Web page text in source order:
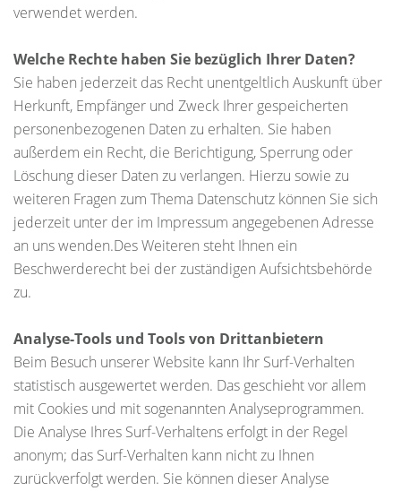
verwendet werden.
Welche Rechte haben Sie bezüglich Ihrer Daten?
Sie haben jederzeit das Recht unentgeltlich Auskunft über
Herkunft, Empfänger und Zweck Ihrer gespeicherten
personenbezogenen Daten zu erhalten. Sie haben
außerdem ein Recht, die Berichtigung, Sperrung oder
Löschung dieser Daten zu verlangen. Hierzu sowie zu
weiteren Fragen zum Thema Datenschutz können Sie sich
jederzeit unter der im Impressum angegebenen Adresse
an uns wenden.Des Weiteren steht Ihnen ein
Beschwerderecht bei der zuständigen Aufsichtsbehörde
zu.
Analyse-Tools und Tools von Drittanbietern
Beim Besuch unserer Website kann Ihr Surf-Verhalten
statistisch ausgewertet werden. Das geschieht vor allem
mit Cookies und mit sogenannten Analyseprogrammen.
Die Analyse Ihres Surf-Verhaltens erfolgt in der Regel
anonym; das Surf-Verhalten kann nicht zu Ihnen
zurückverfolgt werden. Sie können dieser Analyse